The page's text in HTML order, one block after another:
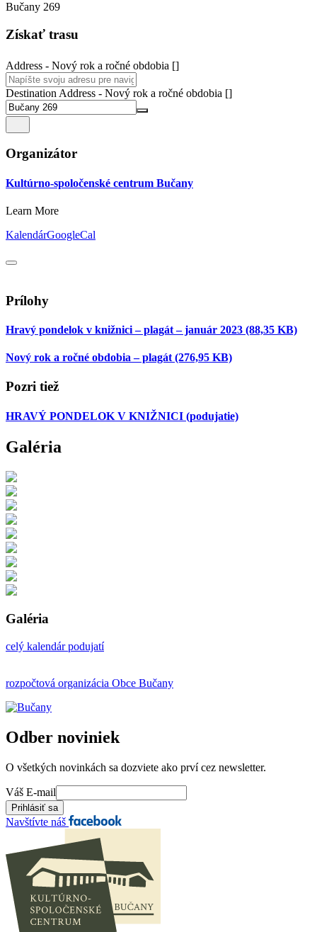
Bučany 269
Získať trasu
Address - Nový rok a ročné obdobia []
Destination Address - Nový rok a ročné obdobia []
Organizátor
Kultúrno-spoločenské centrum Bučany
Learn More
KalendárGoogleCal
Prílohy
Hravý pondelok v knižnici – plagát – január 2023 (88,35 KB)
Nový rok a ročné obdobia – plagát (276,95 KB)
Pozri tiež
HRAVÝ PONDELOK V KNIŽNICI (podujatie)
Galéria
Galéria
celý kalendár podujatí
rozpočtová organizácia Obce Bučany
Odber noviniek
O všetkých novinkách sa dozviete ako prví cez newsletter.
Váš E-mail
Navštívte náš